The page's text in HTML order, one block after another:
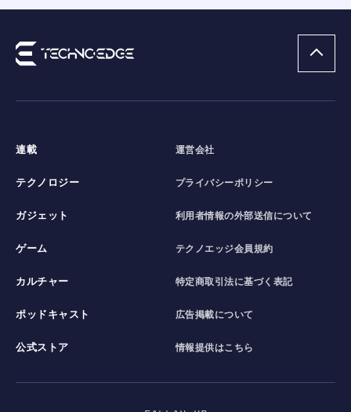
連載
テクノロジー
ガジェット
ゲーム
カルチャー
ポッドキャスト
公式ストア
運営会社
プライバシーポリシー
利用者情報の外部送信について
テクノエッジ会員規約
特定商取引法に基づく表記
広告掲載について
情報提供はこちら